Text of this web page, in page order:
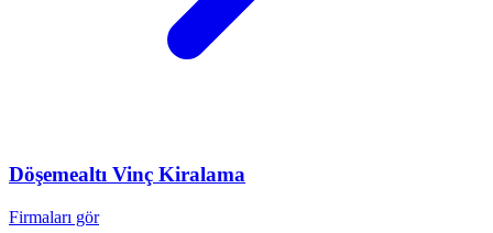
Döşemealtı Vinç Kiralama
Firmaları gör